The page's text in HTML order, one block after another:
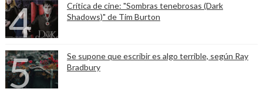
Crítica de cine: "Sombras tenebrosas (Dark
Shadows)" de Tim Burton
Se supone que escribir es algo terrible, según Ray
Bradbury